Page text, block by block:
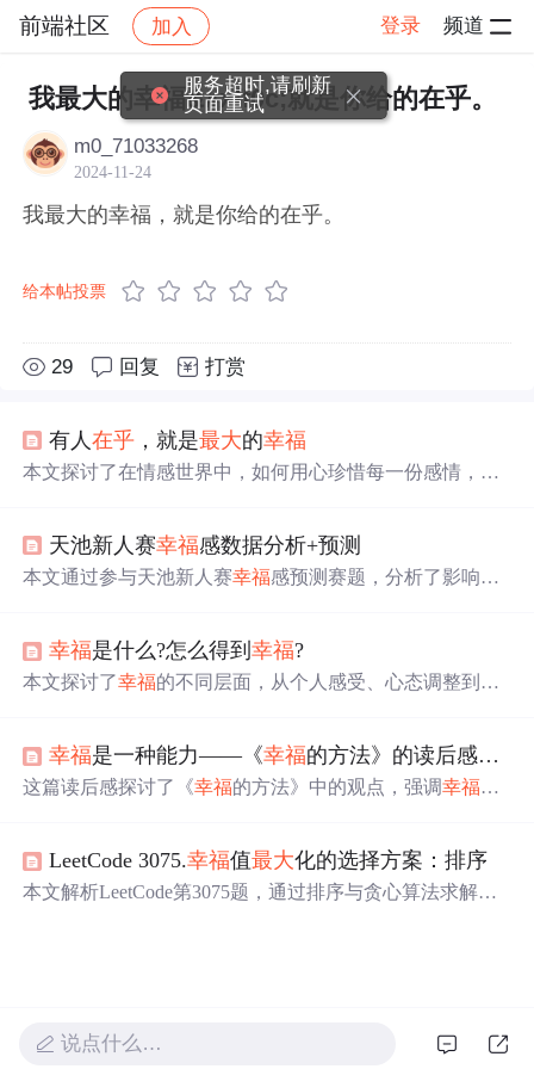
前端社区 加入 登录 频道
社区 前端社区 感慨 帖子详情
我最大的幸福&#xff0c;就是你给的在乎。
m0_71033268
2024-11-24
我最大的幸福，就是你给的在乎。
给本帖投票
29 回复 打赏
有人在乎 ，就是最大的幸福
本文探讨了在情感世界中，如何用心珍惜每一份感情，通
天池新人赛幸福感数据分析+预测
本文通过参与天池新人赛幸福感预测赛题，分析了影响幸
幸福感较高，年龄和收入合理程度对
最后，通过主成分分析和神经网络模型对测试集的幸福
幸福是什么?怎么得到幸福?
本文探讨了幸福的不同层面，从个人感受、心态调整到哲
内心的感受。
幸福是一种能力——《幸福的方法》的读后感作文1900字
这篇读后感探讨了《幸福的方法》中的观点，强调幸福是
，并指出幸福 可以通过训练感知力来提升。实验表明，关
注生活中的正面事物能增加
幸福感，挑战了人们普遍的
LeetCode 3075.幸福值最大化的选择方案：排序
本文解析LeetCode第3075题，通过排序与贪心算法求解如
说点什么…
服务超时,请刷新
页面重试